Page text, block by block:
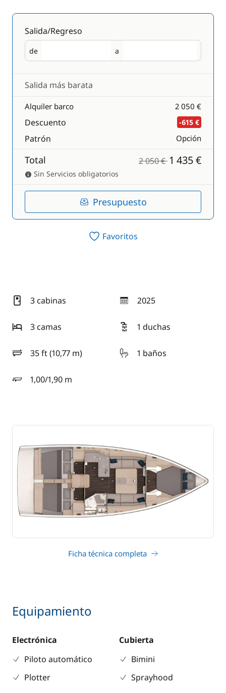
Salida/Regreso
de
Salida a
Regreso
Salida más barata
Alquiler barco 2 050 €
Descuento -615 €
Patrón Opción
Total 2 050 €1 435 €
Sin Servicios obligatorios
Presupuesto
Favoritos
3 cabinas 2025
año
3 camas
1 duchas
35 ft (10,77 m)
eslora 1 baños
1,00/1,90 m
calado
Ficha técnica completa
Equipamiento
Electrónica
Piloto automático
Plotter
Cubierta
Bimini
Sprayhood